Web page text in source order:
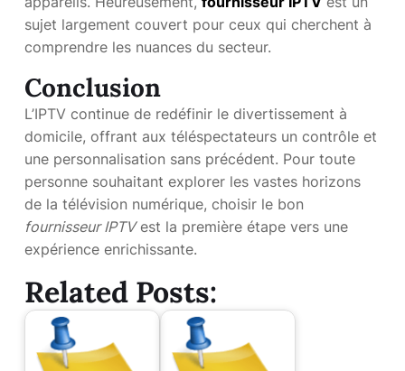
sujet largement couvert pour ceux qui cherchent à
comprendre les nuances du secteur.
Conclusion
L’IPTV continue de redéfinir le divertissement à
domicile, offrant aux téléspectateurs un contrôle et
une personnalisation sans précédent. Pour toute
personne souhaitant explorer les vastes horizons
de la télévision numérique, choisir le bon
fournisseur IPTVest la première étape vers une
expérience enrichissante.
Related Posts: